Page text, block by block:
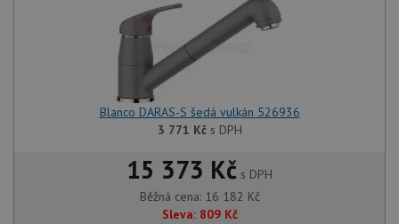
Blanco DARAS-S šedá vulkán 526936
3 771 Kčs DPH
15 373 Kč s DPH
Běžná cena: 16 182 Kč
Sleva: 809 Kč